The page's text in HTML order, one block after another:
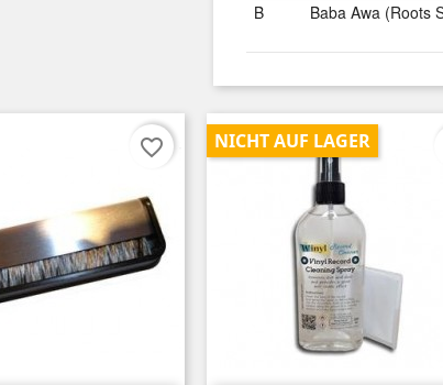
B
Baba Awa (Roots
favorite_border NICHT AUF LAGER